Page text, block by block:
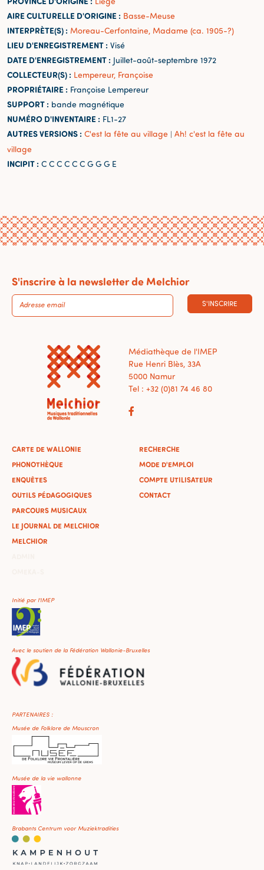
AIRE CULTURELLE D'ORIGINE : Basse-Meuse
INTERPRÈTE(S) : Moreau-Cerfontaine, Madame (ca. 1905-?)
LIEU D'ENREGISTREMENT : Visé
DATE D'ENREGISTREMENT : Juillet-août-septembre 1972
COLLECTEUR(S) : Lempereur, Françoise
PROPRIÉTAIRE : Françoise Lempereur
SUPPORT : bande magnétique
NUMÉRO D'INVENTAIRE : FL1-27
AUTRES VERSIONS : C'est la fête au village | Ah! c'est la fête au
village
INCIPIT : C C C C C C G G G E
S'inscrire à la newsletter de Melchior
S'INSCRIRE
Médiathèque de l'IMEP
Rue Henri Blès, 33A
5000 Namur
Tel : +32 (0)81 74 46 80
CARTE DE WALLONIE
PHONOTHÈQUE
ENQUÊTES
OUTILS PÉDAGOGIQUES
PARCOURS MUSICAUX
LE JOURNAL DE MELCHIOR
MELCHIOR
RECHERCHE
MODE D'EMPLOI
COMPTE UTILISATEUR
CONTACT
Initié par l'IMEP
Avec le soutien de la Fédération Wallonie-Bruxelles
PARTENAIRES :
Musée de Folklore de Mouscron
Musée de la vie wallonne
Brabants Centrum voor Muziektradities